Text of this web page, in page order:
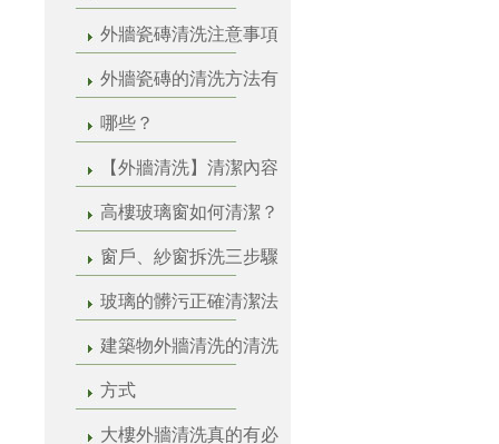
外牆瓷磚清洗注意事項
外牆瓷磚的清洗方法有
哪些？
【外牆清洗】清潔內容
高樓玻璃窗如何清潔？
窗戶、紗窗拆洗三步驟
玻璃的髒污正確清潔法
建築物外牆清洗的清洗
方式
大樓外牆清洗真的有必